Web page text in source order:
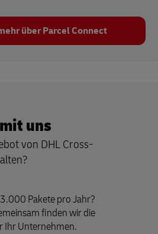
über Parcel Connect
uns
von DHL Cross-
Pakete pro Jahr?
finden wir die
Ihr Unternehmen.